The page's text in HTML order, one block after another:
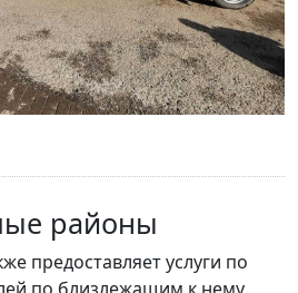
районы
предоставляет услуги по